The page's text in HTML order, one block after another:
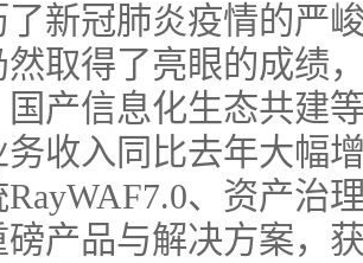
新冠肺炎疫情的严
然取得了亮眼的成绩
国产信息化生态共建
收入同比去年大幅
RayWAF7.0、资产治
磅产品与解决方案，